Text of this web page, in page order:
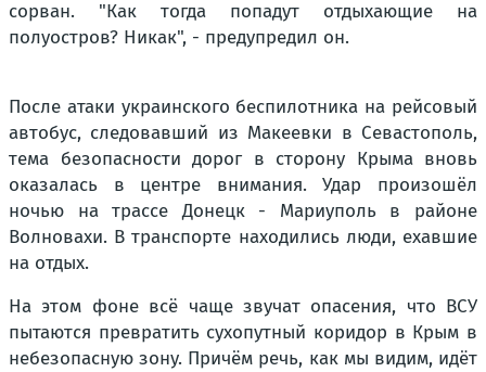
сорван. "Как тогда попадут отдыхающие на
полуостров? Никак", - предупредил он.
После атаки украинского беспилотника на рейсовый
автобус, следовавший из Макеевки в Севастополь,
тема безопасности дорог в сторону Крыма вновь
оказалась в центре внимания. Удар произошёл
ночью на трассе Донецк - Мариуполь в районе
Волновахи. В транспорте находились люди, ехавшие
на отдых.
На этом фоне всё чаще звучат опасения, что ВСУ
пытаются превратить сухопутный коридор в Крым в
небезопасную зону. Причём речь, как мы видим, идёт